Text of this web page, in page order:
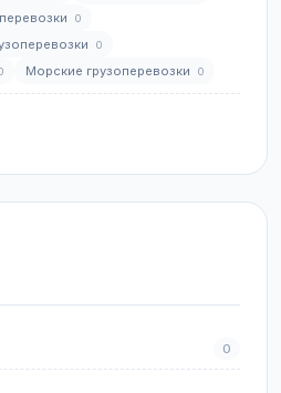
0
0
Морские грузоперевозки 0
0